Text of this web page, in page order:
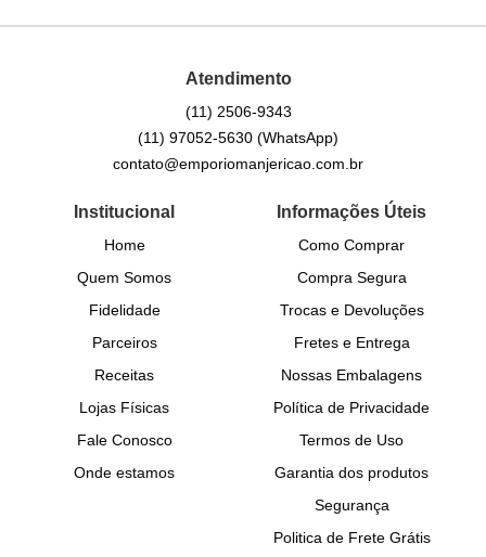
Atendimento
(11) 2506-9343
(11) 97052-5630(WhatsApp)
contato@emporiomanjericao.com.br
Institucional
Home
Quem Somos
Fidelidade
Parceiros
Receitas
Lojas Físicas
Fale Conosco
Onde estamos
Informações Úteis
Como Comprar
Compra Segura
Trocas e Devoluções
Fretes e Entrega
Nossas Embalagens
Política de Privacidade
Termos de Uso
Garantia dos produtos
Segurança
Politica de Frete Grátis